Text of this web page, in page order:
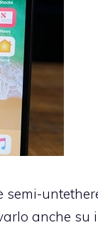
semi-
anche su